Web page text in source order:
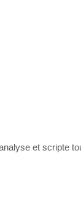
et scripte